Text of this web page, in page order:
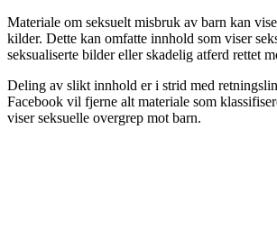
Materiale om seksuelt misbruk av barn kan
kilder. Dette kan omfatte innhold som viser
seksualiserte bilder eller skadelig atferd rettet
Deling av slikt innhold er i strid med
Facebook vil fjerne alt materiale som
viser seksuelle overgrep mot barn.